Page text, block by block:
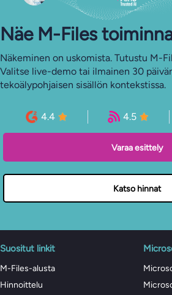
Näe M-Files
Näkeminen on uskomista. Tutustu M-
Valitse live-demo tai ilmainen 30
tekoälypohjaisen sisällön kontekstissa.
4.4 4.5
Varaa esittely
Katso hinnat
Suositut linkit
M-Files-alusta
Hinnoittelu